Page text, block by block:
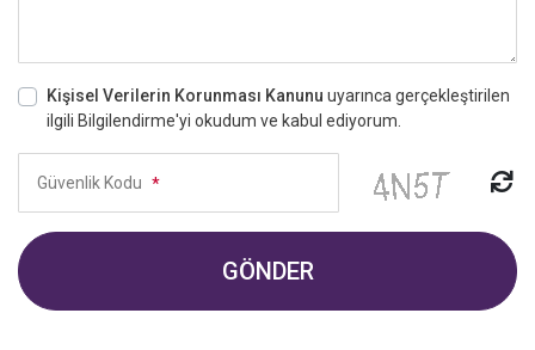
Kişisel Verilerin Korunması Kanunu uyarınca gerçekleştirilen
ilgili Bilgilendirme'yi okudum ve kabul ediyorum.
Güvenlik Kodu *
GÖNDER